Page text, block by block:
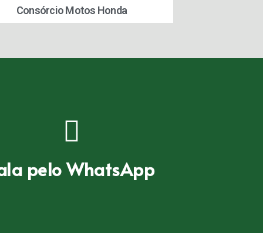
Consórcio Motos Honda
pelo WhatsApp